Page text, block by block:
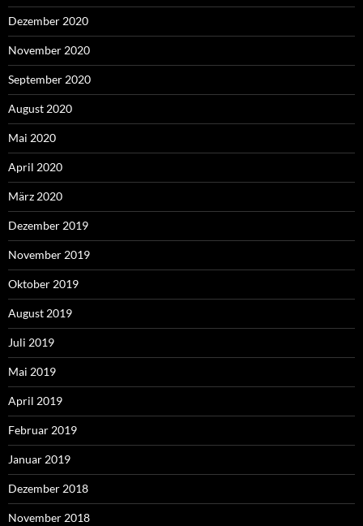
Dezember 2020
November 2020
September 2020
August 2020
Mai 2020
April 2020
März 2020
Dezember 2019
November 2019
Oktober 2019
August 2019
Juli 2019
Mai 2019
April 2019
Februar 2019
Januar 2019
Dezember 2018
November 2018